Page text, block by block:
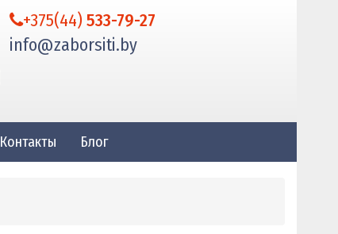
+375(44)533-79-27
info@zaborsiti.by
Контакты Блог